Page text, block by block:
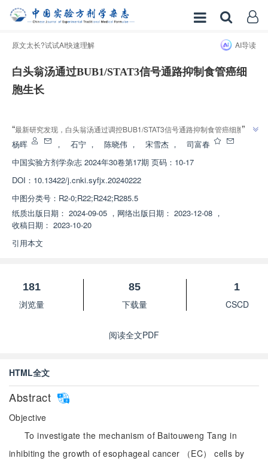
原文太长?试试AI快速理解 AI导读
白头翁汤通过BUB1/STAT3信号通路抑制食管癌细
胞生长
“最新研究发现，白头翁汤通过调控BUB1/STAT3信号通路抑制食管癌细胞生
长，为食管癌治疗提供新思路。”
”
杨晖 ， 石宁 ， 陈晓伟 ， 宋雪杰 ，
司富春
中国实验方剂学杂志 2024年30卷第17期 页码：10-17
DOI： 10.13422/j.cnki.syfjx.20240222
中图分类号： R2-0;R22;R242;R285.5
纸质出版日期： 2024-09-05 ， 网络出版日期： 2023-12-08 ，
收稿日期： 2023-10-20
引用本文
181
浏览量
85
下载量
1
CSCD
阅读全文PDF
HTML全文
Abstract
Objective
To investigate the mechanism of Baitouweng Tang in
inhibiting the growth of esophageal cancer （EC） cells by